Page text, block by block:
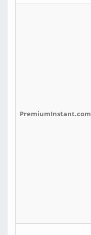
PremiumInstant.com